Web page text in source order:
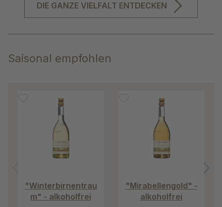
DIE GANZE VIELFALT ENTDECKEN
Saisonal empfohlen
Produktgalerie überspringen
"Winterbirnentrau
m" - alkoholfrei
"Mirabellengold" -
alkoholfrei